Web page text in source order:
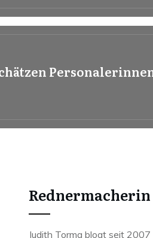
Judith Torma blogt seit